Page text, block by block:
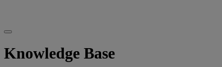
Knowledge Base